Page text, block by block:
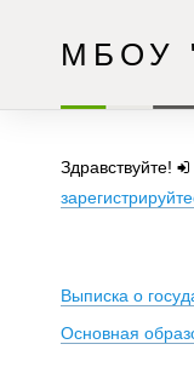
МБОУ
Здравствуйте!
Выписка о
Основная